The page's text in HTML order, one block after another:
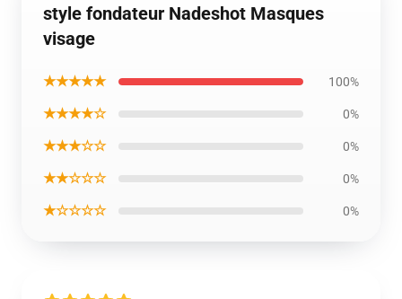
style fondateur Nadeshot Masques
visage
★★★★★ 100%
★★★★☆ 0%
★★★☆☆ 0%
★★☆☆☆ 0%
★☆☆☆☆ 0%